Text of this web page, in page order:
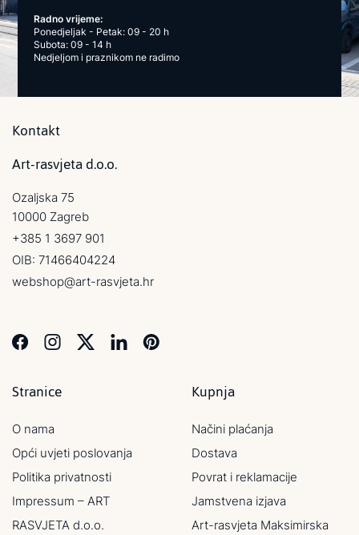
Radno vrijeme:
Ponedjeljak - Petak: 09 - 20 h
Subota: 09 - 14 h
Nedjeljom i praznikom ne radimo
Kontakt
Art-rasvjeta d.o.o.
Ozaljska 75
10000 Zagreb
+385 1 3697 901
OIB: 71466404224
webshop@art-rasvjeta.hr
Stranice
O nama
Opći uvjeti poslovanja
Politika privatnosti
Impressum – ART
RASVJETA d.o.o.
Kupnja
Načini plaćanja
Dostava
Povrat i reklamacije
Jamstvena izjava
Art-rasvjeta Maksimirska